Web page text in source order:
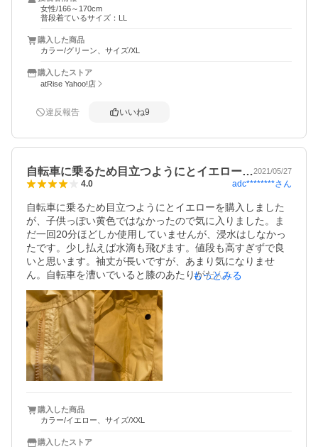
女性/166～170cm
普段着ているサイズ：LL
購入した商品
カラー/グリーン、サイズ/XL
購入したストア
atRise Yahoo!店
違反報告 いいね9
自転車に乗るため目立つようにとイエロー…2021/05/27
4.0 adc********さん
自転車に乗るため目立つようにとイエローを購入しました
が、子供っぽい黄色ではなかったので気に入りました。ま
だ一回20分ほどしか使用していませんが、浸水はしなかっ
たです。少し払えば水滴も飛びます。値段も高すぎずで良
いと思います。袖丈が長いですが、あまり気になりませ
ん。自転車を漕いでいると膝のあたりがだんだん捲れてく
るので風が強い日には特に向かないです。中国製なので期
待していませんでしたが、やはり縫製が甘いです。写真一
枚目がチャックの裏側になりますが、商品の開封時からほ
つれてました。写真2枚目はその表側です。そこだけが残念
でした。
もっとみる
購入した商品
カラー/イエロー、サイズ/XXL
購入したストア